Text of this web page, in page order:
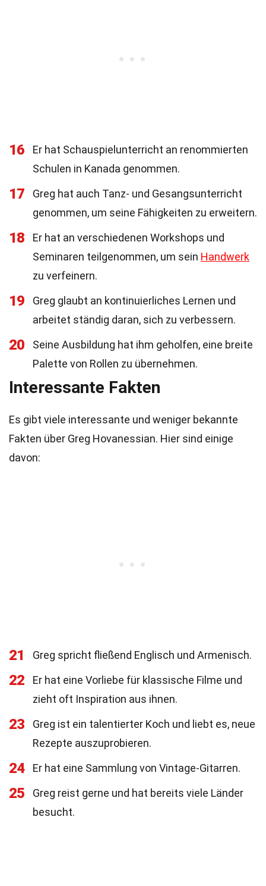
16
Er hat Schauspielunterricht an renommierten
Schulen in Kanada genommen.
17
Greg hat auch Tanz- und Gesangsunterricht
genommen, um seine Fähigkeiten zu erweitern.
18
Er hat an verschiedenen Workshops und
Seminaren teilgenommen, um sein Handwerk
zu verfeinern.
19
Greg glaubt an kontinuierliches Lernen und
arbeitet ständig daran, sich zu verbessern.
20
Seine Ausbildung hat ihm geholfen, eine breite
Palette von Rollen zu übernehmen.
Interessante Fakten
Es gibt viele interessante und weniger bekannte
Fakten über Greg Hovanessian. Hier sind einige
davon:
21 Greg spricht fließend Englisch und Armenisch.
22
Er hat eine Vorliebe für klassische Filme und
zieht oft Inspiration aus ihnen.
23
Greg ist ein talentierter Koch und liebt es, neue
Rezepte auszuprobieren.
24 Er hat eine Sammlung von Vintage-Gitarren.
25
Greg reist gerne und hat bereits viele Länder
besucht.